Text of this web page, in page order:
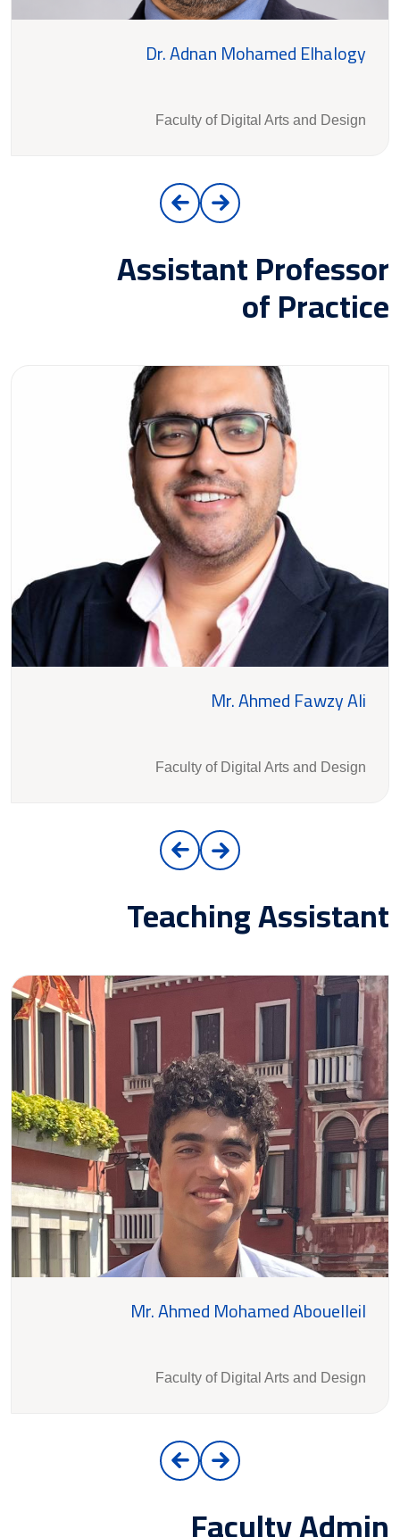
Dr. Adnan Mohamed Elhalogy
Faculty of Digital Arts and Design
Assistant Professor
of Practice
Mr. Ahmed Fawzy Ali
Faculty of Digital Arts and Design
Teaching Assistant
Mr. Ahmed Mohamed Abouelleil
Faculty of Digital Arts and Design